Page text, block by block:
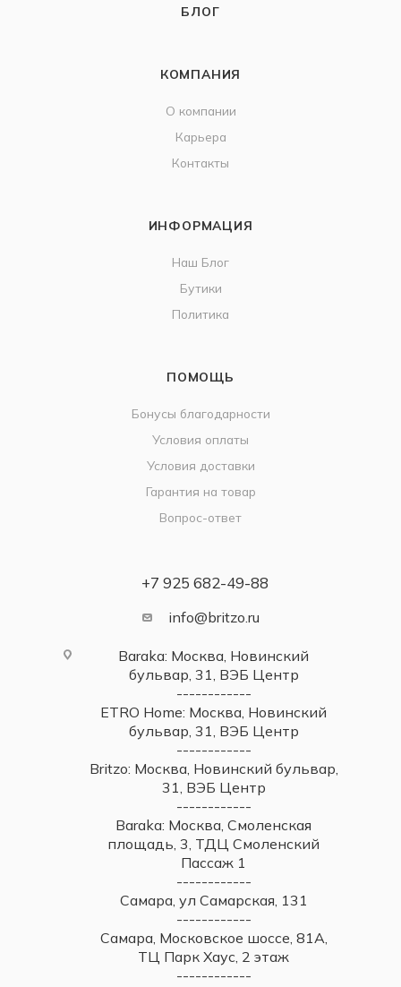
БЛОГ
КОМПАНИЯ
О компании
Карьера
Контакты
ИНФОРМАЦИЯ
Наш Блог
Бутики
Политика
ПОМОЩЬ
Бонусы благодарности
Условия оплаты
Условия доставки
Гарантия на товар
Вопрос-ответ
+7 925 682-49-88
info@britzo.ru
Baraka: Москва, Новинский
бульвар, 31, ВЭБ Центр
------------
ETRO Home: Москва, Новинский
бульвар, 31, ВЭБ Центр
------------
Britzo: Москва, Новинский бульвар,
31, ВЭБ Центр
------------
Baraka: Москва, Смоленская
площадь, 3, ТДЦ Смоленский
Пассаж 1
------------
Самара, ул Самарская, 131
------------
Самара, Московское шоссе, 81А,
ТЦ Парк Хаус, 2 этаж
------------